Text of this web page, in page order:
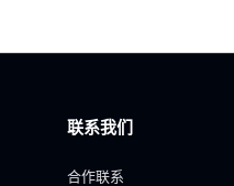
联系我们
合作联系